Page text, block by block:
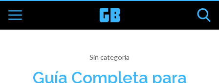
Sin categoría
Guía Completa para